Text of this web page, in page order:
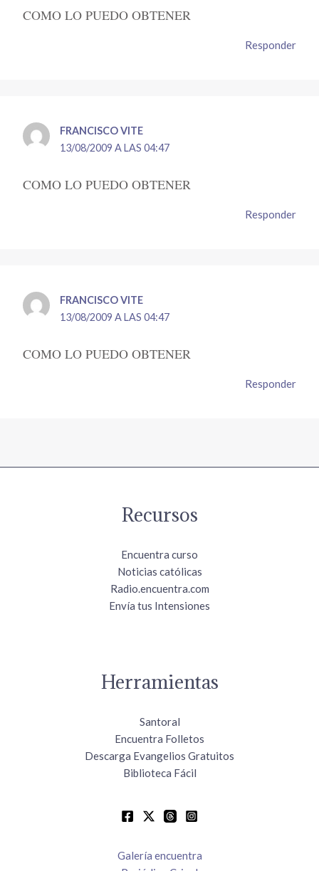
COMO LO PUEDO OBTENER
Responder
FRANCISCO VITE
13/08/2009 A LAS 04:47
COMO LO PUEDO OBTENER
Responder
FRANCISCO VITE
13/08/2009 A LAS 04:47
COMO LO PUEDO OBTENER
Responder
Recursos
Encuentra curso
Noticias católicas
Radio.encuentra.com
Envía tus Intensiones
Herramientas
Santoral
Encuentra Folletos
Descarga Evangelios Gratuitos
Biblioteca Fácil
Galería encuentra